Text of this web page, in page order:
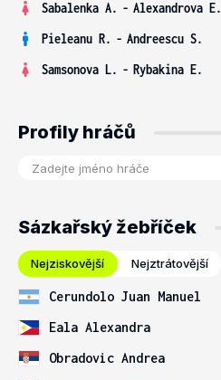
Sabalenka A. - Alexandrova E.
Pieleanu R. - Andreescu S.
Samsonova L. - Rybakina E.
Profily hráčů
Sázkařský žebříček
Nejziskovější Nejztrátovější
Cerundolo Juan Manuel
Eala Alexandra
Obradovic Andrea